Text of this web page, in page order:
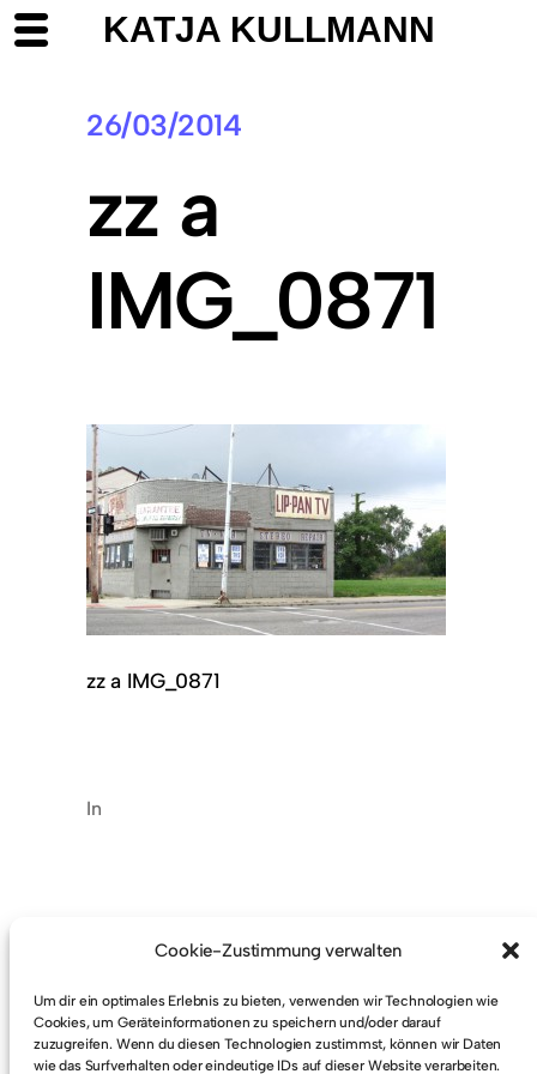
Cookie-Zustimmung verwalten
Um dir ein optimales Erlebnis zu bieten, verwenden wir Technologien wie
Cookies, um Geräteinformationen zu speichern und/oder darauf
zuzugreifen. Wenn du diesen Technologien zustimmst, können wir Daten
wie das Surfverhalten oder eindeutige IDs auf dieser Website verarbeiten.
26/03/2014
zz a
IMG_0871
zz a IMG_0871
In
Detroit (USA)
KATJA KULLMANN